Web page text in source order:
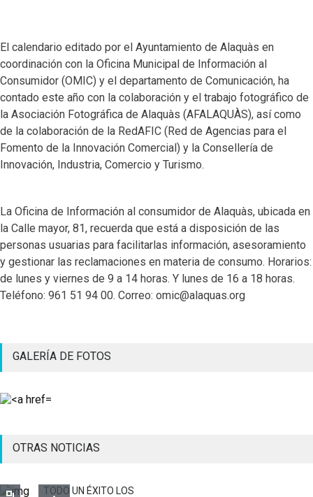
El calendario editado por el Ayuntamiento de Alaquàs en
coordinación con la Oficina Municipal de Información al
Consumidor (OMIC) y el departamento de Comunicación, ha
contado este año con la colaboración y el trabajo fotográfico de
la Asociación Fotográfica de Alaquàs (AFALAQUÀS), así como
de la colaboración de la RedAFIC (Red de Agencias para el
Fomento de la Innovación Comercial) y la Consellería de
Innovación, Industria, Comercio y Turismo.
La Oficina de Información al consumidor de Alaquàs, ubicada en
la Calle mayor, 81, recuerda que está a disposición de las
personas usuarias para facilitarlas información, asesoramiento
y gestionar las reclamaciones en materia de consumo. Horarios:
de lunes y viernes de 9 a 14 horas. Y lunes de 16 a 18 horas.
Teléfono: 961 51 94 00. Correo: omic@alaquas.org
GALERÍA DE FOTOS
OTRAS NOTICIAS
TODO UN ÉXITO LOS